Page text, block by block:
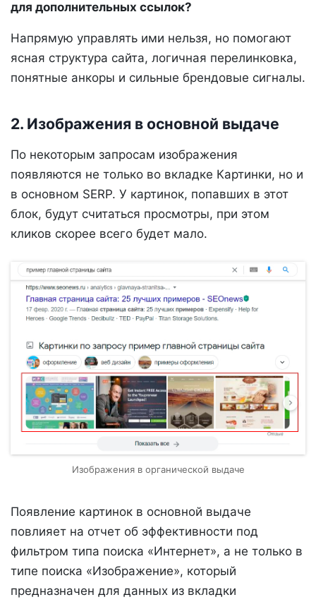
для дополнительных ссылок?
Напрямую управлять ими нельзя, но помогают
ясная структура сайта, логичная перелинковка,
понятные анкоры и сильные брендовые сигналы.
2. Изображения в основной выдаче
По некоторым запросам изображения
появляются не только во вкладке Картинки, но и
в основном SERP. У картинок, попавших в этот
блок, будут считаться просмотры, при этом
кликов скорее всего будет мало.
Изображения в органической выдаче
Появление картинок в основной выдаче
повлияет на отчет об эффективности под
фильтром типа поиска «Интернет», а не только в
типе поиска «Изображение», который
предназначен для данных из вкладки